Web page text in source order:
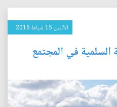
الأثنين 15 شباط 2016
السلمية في المجتمع